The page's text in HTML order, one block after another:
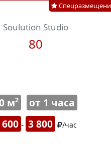
Soulution Studio
80
м2
от 1 часа
- 3 800 /час